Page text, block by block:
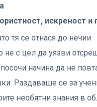
искреност и
тя се отнася до нечии
не с цел да уязви
начина да не
Раздаваше се за
необятни знания в